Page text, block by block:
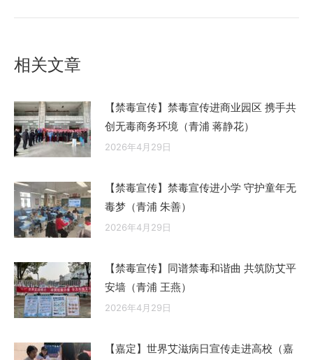
相关文章
【禁毒宣传】禁毒宣传进商业园区 携手共
创无毒商务环境（青浦 蒋静花）
2026年4月29日
【禁毒宣传】禁毒宣传进小学 守护童年无
毒梦（青浦 朱善）
2026年4月29日
【禁毒宣传】同谱禁毒和谐曲 共筑防艾平
安墙（青浦 王燕）
2026年4月29日
【嘉定】世界艾滋病日宣传走进高校（嘉